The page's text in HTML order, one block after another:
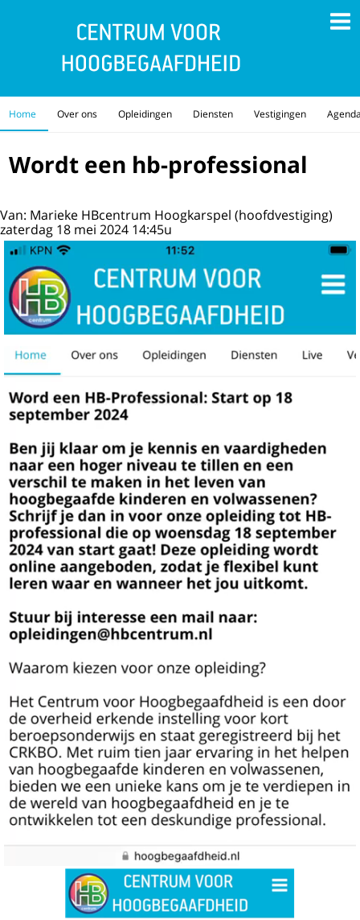
Home Over ons Opleidingen Diensten Vestigingen
Wordt een hb-professional
Van: Marieke HBcentrum Hoogkarspel (hoofdvestiging)
zaterdag 18 mei 2024 14:45u